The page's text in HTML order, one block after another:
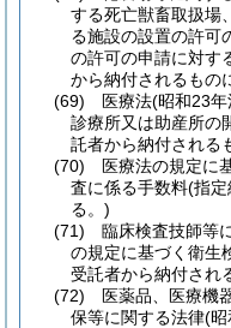
する死亡獣畜取扱場
る施設の設置の許可
の許可の申請に対す
から納付されるもの
(69)
医療法(昭和23
診療所又は助産所の
託者から納付される
(70)
医療法の規定に
査に係る手数料(指定
る。)
(71)
臨床検査技師等
の規定に基づく衛生
受託者から納付され
(72)
医薬品、医療機
保等に関する法律(昭